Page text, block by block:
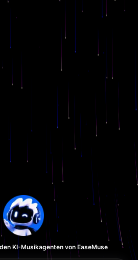
KI-Musikagenten von EaseMuse